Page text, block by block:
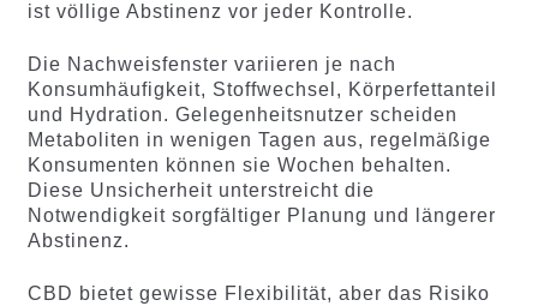
ist völlige Abstinenz vor jeder Kontrolle.
Die Nachweisfenster variieren je nach
Konsumhäufigkeit, Stoffwechsel, Körperfettanteil
und Hydration. Gelegenheitsnutzer scheiden
Metaboliten in wenigen Tagen aus, regelmäßige
Konsumenten können sie Wochen behalten.
Diese Unsicherheit unterstreicht die
Notwendigkeit sorgfältiger Planung und längerer
Abstinenz.
CBD bietet gewisse Flexibilität, aber das Risiko